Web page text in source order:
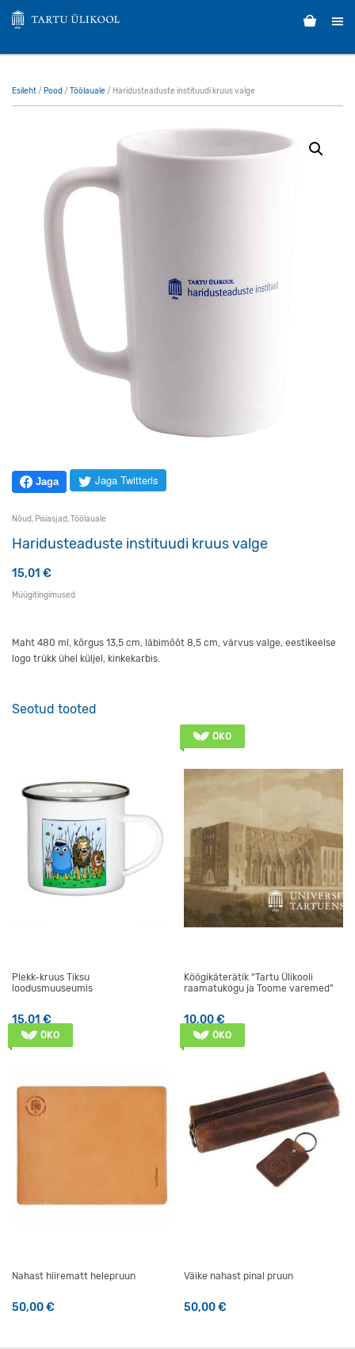
Esileht/ Pood / Töölauale / Haridusteaduste instituudi kruus valge
Jaga Jaga Twitteris
Nõud, Pisiasjad,Töölauale
Haridusteaduste instituudi kruus valge
15,01 €
Müügitingimused
Maht 480 ml, kõrgus 13,5 cm, läbimõõt 8,5 cm, värvus valge, eestikeelse
logo trükk ühel küljel, kinkekarbis.
Seotud tooted
Plekk-kruus Tiksu
loodusmuuseumis
15,01 €
ÖKO
Köögikäterätik “Tartu Ülikooli
raamatukogu ja Toome varemed”
10,00€
ÖKO
Nahast hiirematt helepruun
50,00€
ÖKO
Väike nahast pinal pruun
50,00€